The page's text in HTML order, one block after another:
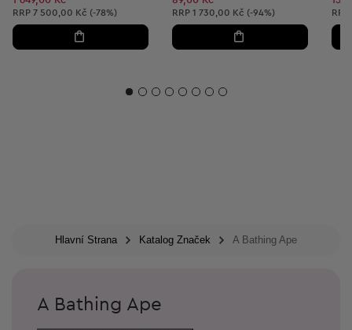
Doporučená cena:
RRP 7 500,00 Kč (-78%) Doporučená cena:
RRP 1 730,00 Kč (-94%) RRP
Hlavní Strana Katalog Značek A Bathing Ape
A Bathing Ape